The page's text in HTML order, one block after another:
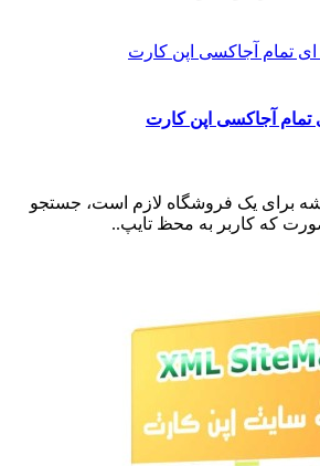
آجاکسی اپن کارت
برای یک فروشگاه لازم است، جستجو
که کاربر به محظ تایپ..